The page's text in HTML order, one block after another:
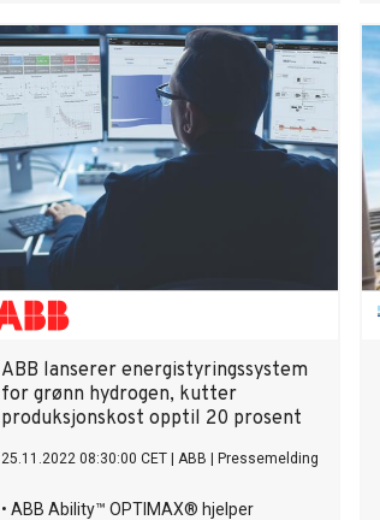
motordriftenes levetid tilsvarer årlig
forbruk* i 1,25 millioner husholdninger.
Kutter opp mot 1,5 millioner tonn av CO2-
utslipp med en tilbakebetalingstid ned
mot 3 måneder, avhengig av regional
energimiks og -kostnad.
ABB lanserer energistyringssystem
for grønn hydrogen, kutter
produksjonskost opptil 20 prosent
25.11.2022 08:30:00 CET ABB Pressemelding
• ABB Ability™ OPTIMAX® hjelper